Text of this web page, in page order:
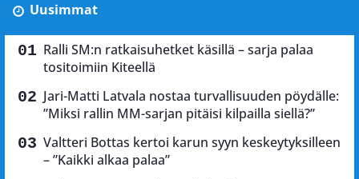
Uusimmat
Ralli SM:n ratkaisuhetket käsillä – sarja palaa
tositoimiin Kiteellä
Jari-Matti Latvala nostaa turvallisuuden pöydälle:
”Miksi rallin MM-sarjan pitäisi kilpailla siellä?”
Valtteri Bottas kertoi karun syyn keskeytyksilleen
– ”Kaikki alkaa palaa”